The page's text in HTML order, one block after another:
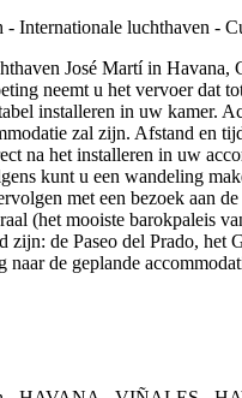
José Martí in
neemt u het vervoer dat
installeren in uw kamer.
zal zijn. Afstand en
na het installeren in uw
kunt u een wandeling
met een bezoek aan
(het mooiste barokpaleis
zijn: de Paseo del Prado,
de geplande